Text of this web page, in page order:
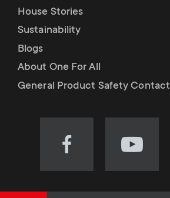
House Stories
Sustainability
Blogs
About One For All
General Product Safety Contact
Visit
Visit